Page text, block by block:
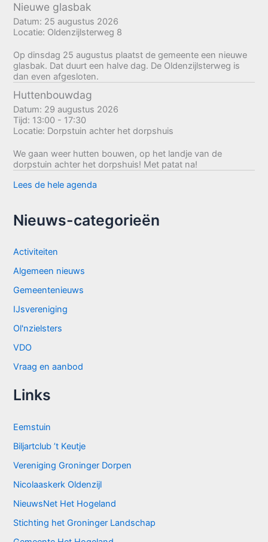
Nieuwe glasbak
Datum: 25 augustus 2026
Locatie: Oldenzijlsterweg 8
Op dinsdag 25 augustus plaatst de gemeente een nieuwe
glasbak. Dat duurt een halve dag. De Oldenzijlsterweg is
dan even afgesloten.
Huttenbouwdag
Datum: 29 augustus 2026
Tijd: 13:00 - 17:30
Locatie: Dorpstuin achter het dorpshuis
We gaan weer hutten bouwen, op het landje van de
dorpstuin achter het dorpshuis! Met patat na!
Lees de hele agenda
Nieuws-categorieën
Activiteiten
Algemeen nieuws
Gemeentenieuws
IJsvereniging
Ol'nzielsters
VDO
Vraag en aanbod
Links
Eemstuin
Biljartclub ’t Keutje
Vereniging Groninger Dorpen
Nicolaaskerk Oldenzijl
NieuwsNet Het Hogeland
Stichting het Groninger Landschap